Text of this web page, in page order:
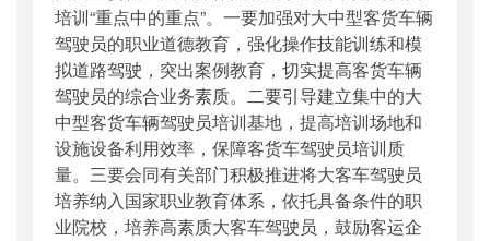
培训“重点中的重点”。一要加强对大中型客货车辆
驾驶员的职业道德教育，强化操作技能训练和模
拟道路驾驶，突出案例教育，切实提高客货车辆
驾驶员的综合业务素质。二要引导建立集中的大
中型客货车辆驾驶员培训基地，提高培训场地和
设施设备利用效率，保障客货车驾驶员培训质
量。三要会同有关部门积极推进将大客车驾驶员
培养纳入国家职业教育体系，依托具备条件的职
业院校，培养高素质大客车驾驶员，鼓励客运企